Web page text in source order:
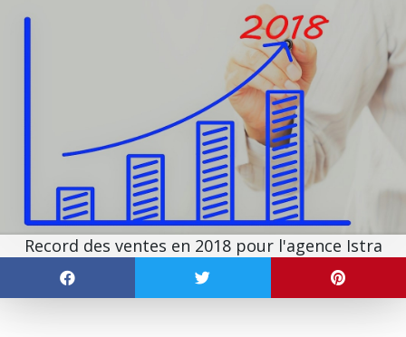
Record des ventes en 2018 pour l'agence Istra